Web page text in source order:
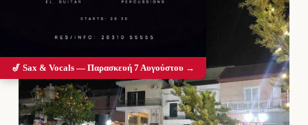
🎷 Sax & Vocals — Παρασκευή 7 Αυγούστου →